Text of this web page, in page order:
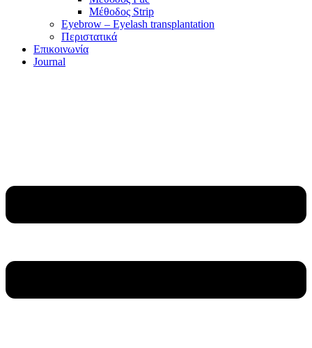
Μέθοδος Strip
Eyebrow – Eyelash transplantation
Περιστατικά
Επικοινωνία
Journal